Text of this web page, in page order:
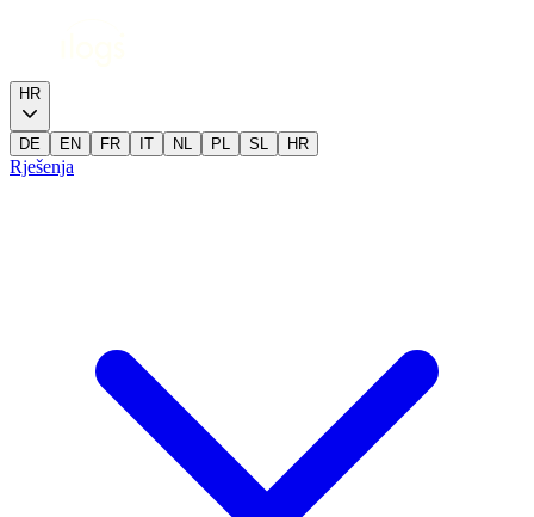
HR
DE EN FR IT NL PL SL HR
Rješenja